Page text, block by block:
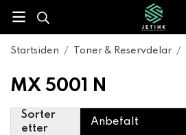
Startsiden / Toner & Reservdelar /
MX 5001 N
Sorter
etter